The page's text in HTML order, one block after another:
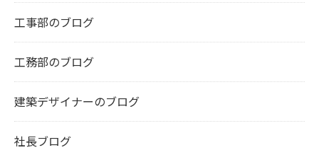
工事部のブログ
工務部のブログ
建築デザイナーのブログ
社長ブログ